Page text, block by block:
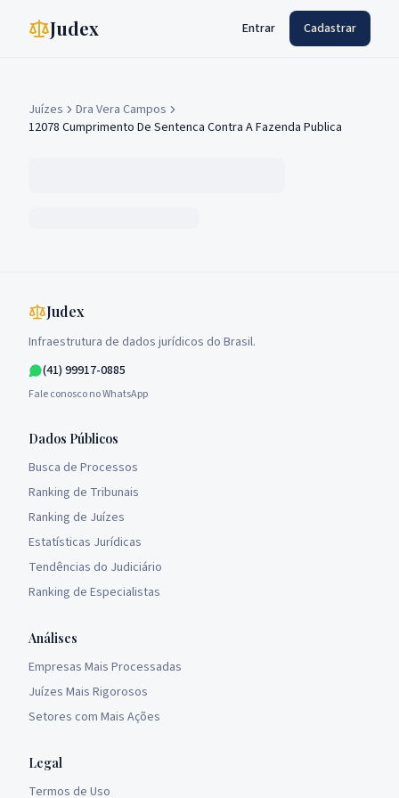
Judex Entrar Cadastrar
Juízes
Dra Vera Campos
12078 Cumprimento De Sentenca Contra A Fazenda Publica
Judex
Infraestrutura de dados jurídicos do Brasil.
(41) 99917-0885
Fale conosco no WhatsApp
Dados Públicos
Busca de Processos
Ranking de Tribunais
Ranking de Juízes
Estatísticas Jurídicas
Tendências do Judiciário
Ranking de Especialistas
Análises
Empresas Mais Processadas
Juízes Mais Rigorosos
Setores com Mais Ações
Legal
Termos de Uso